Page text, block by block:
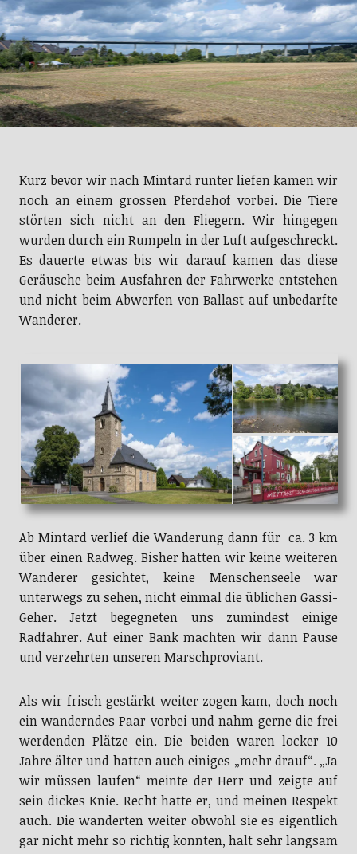
Kurz bevor wir nach Mintard runter liefen kamen wir
noch an einem grossen Pferdehof vorbei. Die Tiere
störten sich nicht an den Fliegern. Wir hingegen
wurden durch ein Rumpeln in der Luft aufgeschreckt.
Es dauerte etwas bis wir darauf kamen das diese
Geräusche beim Ausfahren der Fahrwerke entstehen
und nicht beim Abwerfen von Ballast auf unbedarfte
Wanderer.
Ab Mintard verlief die Wanderung dann für ca. 3 km
über einen Radweg. Bisher hatten wir keine weiteren
Wanderer gesichtet, keine Menschenseele war
unterwegs zu sehen, nicht einmal die üblichen Gassi-
Geher. Jetzt begegneten uns zumindest einige
Radfahrer. Auf einer Bank machten wir dann Pause
und verzehrten unseren Marschproviant.
Als wir frisch gestärkt weiter zogen kam, doch noch
ein wanderndes Paar vorbei und nahm gerne die frei
werdenden Plätze ein. Die beiden waren locker 10
Jahre älter und hatten auch einiges „mehr drauf“. „Ja
wir müssen laufen“ meinte der Herr und zeigte auf
sein dickes Knie. Recht hatte er, und meinen Respekt
auch. Die wanderten weiter obwohl sie es eigentlich
gar nicht mehr so richtig konnten, halt sehr langsam